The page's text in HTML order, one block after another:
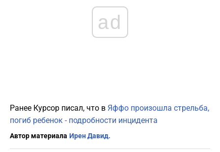
ad
Ранее Курсор писал, что в Яффо произошла стрельба,
погиб ребенок - подробности инцидента
Автор материала Ирен Давид.